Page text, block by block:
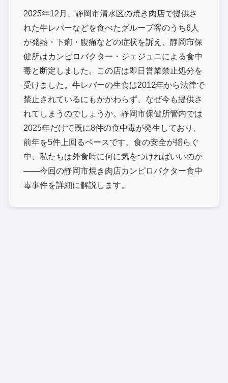
2025年12月、静岡市清水区の焼き肉店で提供さ
れた牛レバーなどを食べたグループ客のうち6人
が発熱・下痢・腹痛などの症状を訴え、静岡市保
健所はカンピロバクター・ジェジュニによる食中
毒と断定しました。この店は即日営業禁止処分を
受けました。牛レバーの生食は2012年から法律で
禁止されているにもかかわらず、なぜ今も提供さ
れてしまうのでしょうか。静岡市保健所管内では
2025年だけで既に8件の食中毒が発生しており、
前年を5件上回るペースです。食の安全が揺らぐ
中、私たちは外食時に何に気をつければいいのか
――今回の静岡市焼き肉店カンピロバクター食中
毒事件を詳細に解説します。